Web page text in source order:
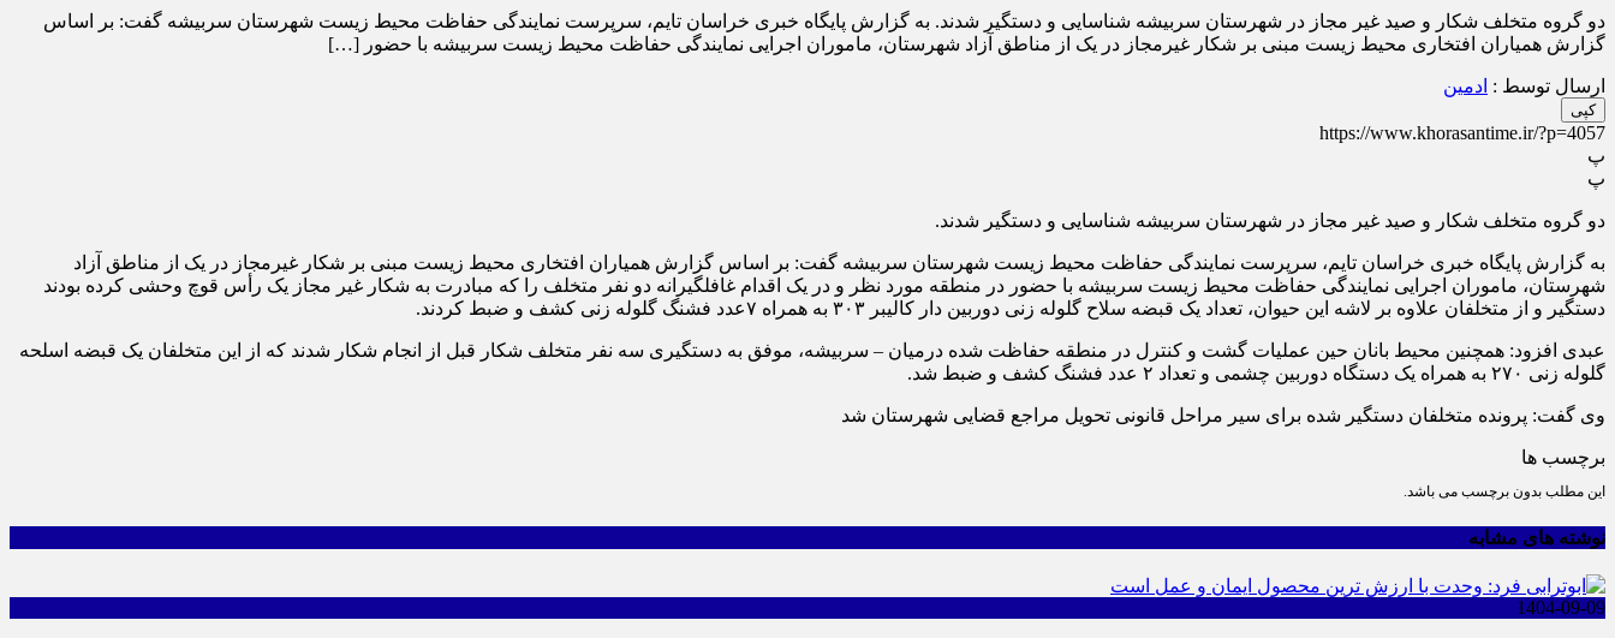
دو گروه متخلف شکار و صید غیر مجاز در شهرستان سربیشه شناسایی و دستگیر شدند. به گزارش پایگاه خبری خراسان تایم، سرپرست نمایندگی حفاظت محیط زیست شهرستان سربیشه گفت: بر اساس
گزارش همیاران افتخاری محیط زیست مبنی بر شکار غیرمجاز در یک از مناطق آزاد شهرستان، ماموران اجرایی نمایندگی حفاظت محیط زیست سربیشه با حضور […]
ارسال توسط : ادمین
کپی
https://www.khorasantime.ir/?p=4057
پ
پ
دو گروه متخلف شکار و صید غیر مجاز در شهرستان سربیشه شناسایی و دستگیر شدند.
به گزارش پایگاه خبری خراسان تایم، سرپرست نمایندگی حفاظت محیط زیست شهرستان سربیشه گفت: بر اساس گزارش همیاران افتخاری محیط زیست مبنی بر شکار غیرمجاز در یک از مناطق آزاد
شهرستان، ماموران اجرایی نمایندگی حفاظت محیط زیست سربیشه با حضور در منطقه مورد نظر و در یک اقدام غافلگیرانه دو نفر متخلف را که مبادرت به شکار غیر مجاز یک رأس قوچ وحشی کرده بودند
دستگیر و از متخلفان علاوه بر لاشه این حیوان، تعداد یک قبضه سلاح گلوله زنی دوربین دار کالیبر ۳۰۳ به همراه ۷عدد فشنگ گلوله زنی کشف و ضبط کردند.
عبدی افزود: همچنین محیط بانان حین عملیات گشت و کنترل در منطقه حفاظت شده درمیان – سربیشه، موفق به دستگیری سه نفر متخلف شکار قبل از انجام شکار شدند که از این متخلفان یک قبضه اسلحه
گلوله زنی ۲۷۰ به همراه یک دستگاه دوربین چشمی و تعداد ۲ عدد فشنگ کشف و ضبط شد.
وی گفت: پرونده متخلفان دستگیر شده برای سیر مراحل قانونی تحویل مراجع قضایی شهرستان شد
برچسب ها
این مطلب بدون برچسب می باشد.
نوشته های مشابه
1404-09-09